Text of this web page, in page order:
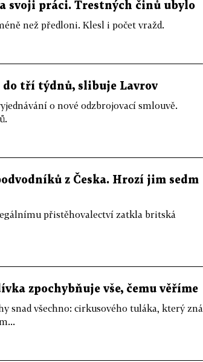
svoji práci. Trestných činů ubylo
než předloni. Klesl i počet vražd.
do tří týdnů, slibuje Lavrov
o nové odzbrojovací smlouvě.
z Česka. Hrozí jim sedm
přistěhovalectví zatkla britská
zpochybňuje vše, čemu věříme
snad všechno: cirkusového tuláka, který zná